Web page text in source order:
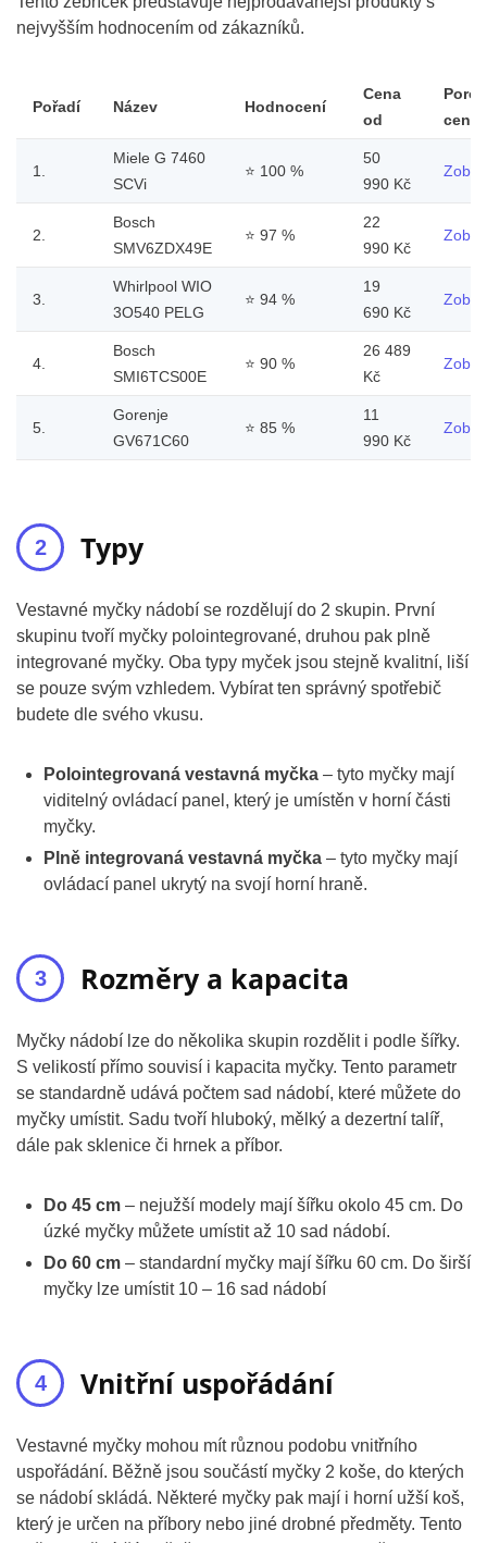
nejvyšším hodnocením od zákazníků.
Pořadí Název Hodnocení
Cena
od
ceny
1.
Miele G 7460
SCVi
⭐ 100 %
50
990 Kč
2.
Bosch
SMV6ZDX49E
⭐ 97 %
22
990 Kč
3.
Whirlpool WIO
3O540 PELG
⭐ 94 %
19
690 Kč
4.
Bosch
SMI6TCS00E
⭐ 90 %
26 489
Kč
5.
Gorenje
GV671C60
⭐ 85 %
11
990 Kč
Typy
Vestavné myčky nádobí se rozdělují do 2 skupin. První
skupinu tvoří myčky polointegrované, druhou pak plně
integrované myčky. Oba typy myček jsou stejně kvalitní, liší
se pouze svým vzhledem. Vybírat ten správný spotřebič
budete dle svého vkusu.
Polointegrovaná vestavná myčka – tyto myčky mají
viditelný ovládací panel, který je umístěn v horní části
myčky.
Plně integrovaná vestavná myčka – tyto myčky mají
ovládací panel ukrytý na svojí horní hraně.
Rozměry a kapacita
Myčky nádobí lze do několika skupin rozdělit i podle šířky.
S velikostí přímo souvisí i kapacita myčky. Tento parametr
se standardně udává počtem sad nádobí, které můžete do
myčky umístit. Sadu tvoří hluboký, mělký a dezertní talíř,
dále pak sklenice či hrnek a příbor.
Do 45 cm – nejužší modely mají šířku okolo 45 cm. Do
úzké myčky můžete umístit až 10 sad nádobí.
Do 60 cm – standardní myčky mají šířku 60 cm. Do širší
myčky lze umístit 10 – 16 sad nádobí
Vnitřní uspořádání
Vestavné myčky mohou mít různou podobu vnitřního
uspořádání. Běžně jsou součástí myčky 2 koše, do kterých
se nádobí skládá. Některé myčky pak mají i horní užší koš,
který je určen na příbory nebo jiné drobné předměty. Tento